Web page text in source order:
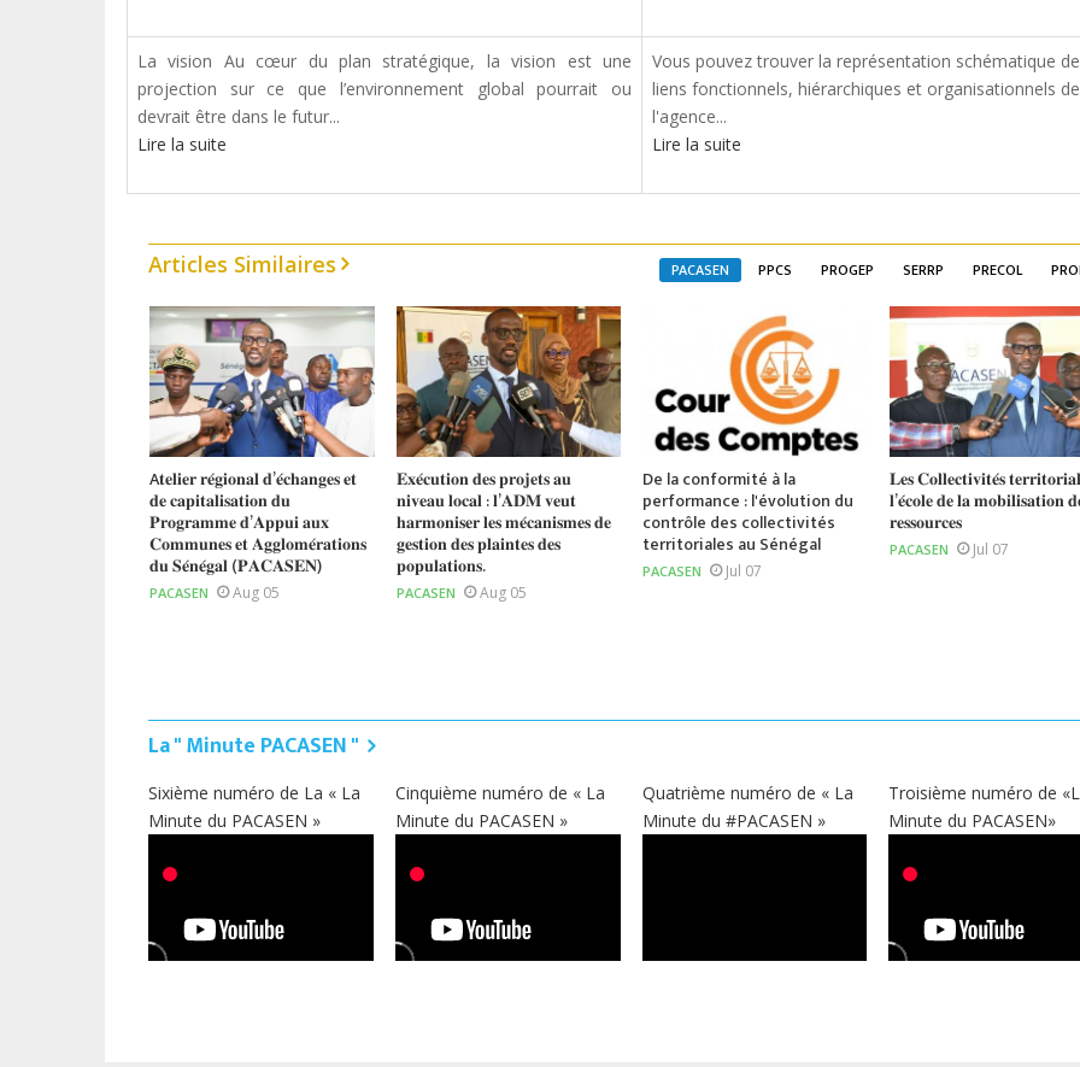
La vision Au cœur du plan stratégique, la vision est une
projection sur ce que l’environnement global pourrait ou
devrait être dans le futur...
Lire la suite
Vous pouvez trouver la représentation schématique
liens fonctionnels, hiérarchiques et organisationnels de
l'agence...
Lire la suite
Articles Similaires PACASEN PPCS PROGEP SERRP PRECOL
A𝐭𝐞𝐥𝐢𝐞𝐫 𝐫𝐞́𝐠𝐢𝐨𝐧𝐚𝐥 𝐝’𝐞́𝐜𝐡𝐚𝐧𝐠𝐞𝐬 𝐞𝐭
𝐝𝐞 𝐜𝐚𝐩𝐢𝐭𝐚𝐥𝐢𝐬𝐚𝐭𝐢𝐨𝐧 𝐝𝐮
𝐏𝐫𝐨𝐠𝐫𝐚𝐦𝐦𝐞 𝐝’𝐀𝐩𝐩𝐮𝐢 𝐚𝐮𝐱
𝐂𝐨𝐦𝐦𝐮𝐧𝐞𝐬 𝐞𝐭 𝐀𝐠𝐠𝐥𝐨𝐦𝐞́𝐫𝐚𝐭𝐢𝐨𝐧𝐬
𝐝𝐮 𝐒𝐞́𝐧𝐞́𝐠𝐚𝐥 (𝐏𝐀𝐂𝐀𝐒𝐄𝐍)
PACASEN Aug 05
𝐄𝐱𝐞́𝐜𝐮𝐭𝐢𝐨𝐧 𝐝𝐞𝐬 𝐩𝐫𝐨𝐣𝐞𝐭𝐬 𝐚𝐮
𝐧𝐢𝐯𝐞𝐚𝐮 𝐥𝐨𝐜𝐚𝐥 : 𝐥’𝐀𝐃𝐌 𝐯𝐞𝐮𝐭
𝐡𝐚𝐫𝐦𝐨𝐧𝐢𝐬𝐞𝐫 𝐥𝐞𝐬 𝐦𝐞́𝐜𝐚𝐧𝐢𝐬𝐦𝐞𝐬 𝐝𝐞
𝐠𝐞𝐬𝐭𝐢𝐨𝐧 𝐝𝐞𝐬 𝐩𝐥𝐚𝐢𝐧𝐭𝐞𝐬 𝐝𝐞𝐬
𝐩𝐨𝐩𝐮𝐥𝐚𝐭𝐢𝐨𝐧𝐬.
PACASEN Aug 05
De la conformité à la
performance : l'évolution du
contrôle des collectivités
territoriales au Sénégal
PACASEN Jul 07
𝐋𝐞𝐬 𝐂𝐨𝐥𝐥𝐞𝐜𝐭𝐢𝐯𝐢𝐭𝐞́𝐬
𝐥’𝐞́𝐜𝐨𝐥𝐞 𝐝𝐞 𝐥𝐚 𝐦𝐨𝐛𝐢𝐥𝐢𝐬𝐚𝐭𝐢𝐨𝐧
𝐫𝐞𝐬𝐬𝐨𝐮𝐫𝐜𝐞𝐬
PACASEN Jul 07
La " Minute PACASEN "
Sixième numéro de La « La
Minute du PACASEN »
Cinquième numéro de « La
Minute du PACASEN »
Quatrième numéro de « La
Minute du #PACASEN »
Troisième numéro de
Minute du PACASEN»